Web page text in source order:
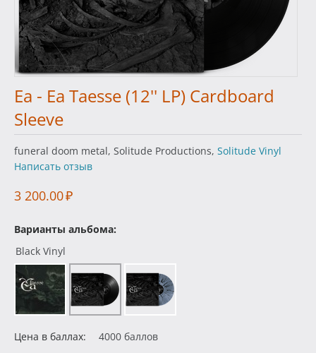
Ea - Ea Taesse (12'' LP) Cardboard
Sleeve
funeral doom metal, Solitude Productions, Solitude Vinyl
Написать отзыв
3 200.00₽
Варианты альбома:
Black Vinyl
Цена в баллах: 4000 баллов